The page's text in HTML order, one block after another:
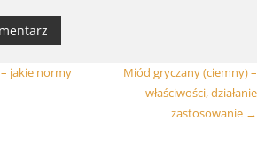
jakie normy
Miód gryczany (ciemny) –
właściwości, działanie
zastosowanie →